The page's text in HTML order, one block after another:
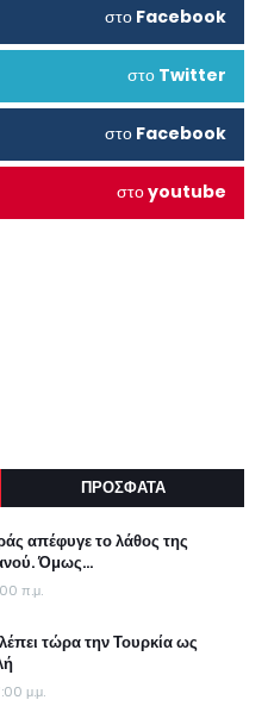
στο Facebook
στο Twitter
στο Facebook
στοyoutube
ΠΡΟΣΦΑΤΑ
απέφυγε το λάθος της
Όμως...
π.μ.
τώρα την Τουρκία ως
μ.μ.